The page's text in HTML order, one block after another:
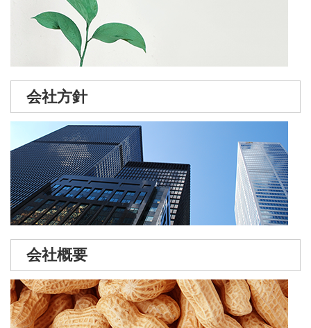
会社方針
会社概要